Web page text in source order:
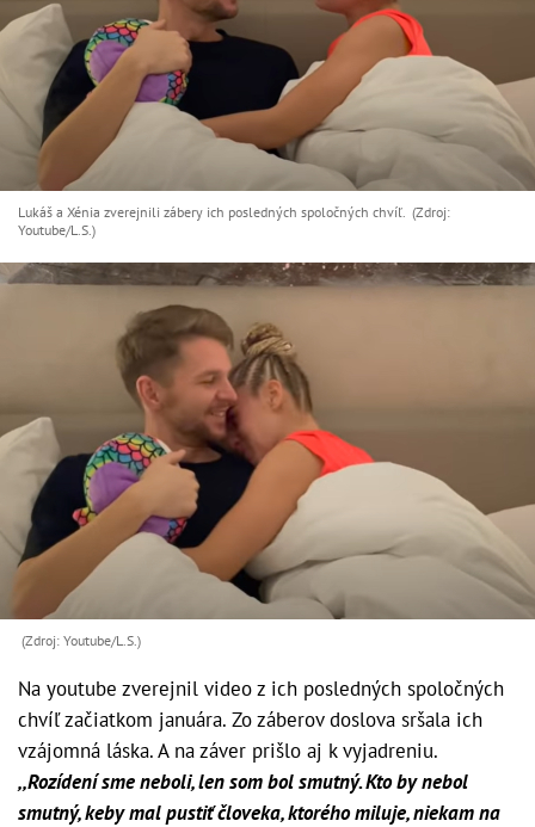
Lukáš a Xénia zverejnili zábery ich posledných spoločných chvíľ. (Zdroj:
Youtube/L.S.)
(Zdroj: Youtube/L.S.)
Na youtube zverejnil video z ich posledných spoločných
chvíľ začiatkom januára. Zo záberov doslova sršala ich
vzájomná láska. A na záver prišlo aj k vyjadreniu.
,,Rozídení sme neboli, len som bol smutný. Kto by nebol
smutný, keby mal pustiť človeka, ktorého miluje, niekam na